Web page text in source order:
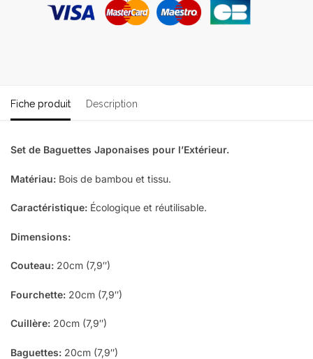
Fiche produit Description
Set de Baguettes Japonaises pour l’Extérieur.
Matériau: Bois de bambou et tissu.
Caractéristique: Écologique et réutilisable.
Dimensions:
Couteau: 20cm (7,9″)
Fourchette: 20cm (7,9″)
Cuillère: 20cm (7,9″)
Baguettes: 20cm (7,9″)